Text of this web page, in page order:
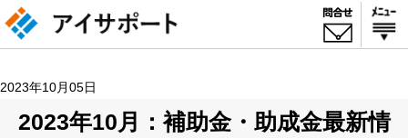
2023年10月05日
2023年10月：補助金・助成金最新情